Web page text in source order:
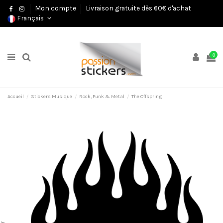
Mon compte
Livraison gratuite dès 60€ d'achat
Français
0
Accueil Stickers Musique Rock, Punk & Metal The Offspring